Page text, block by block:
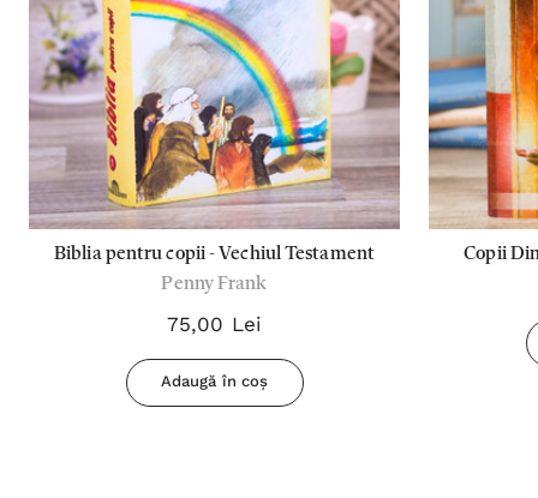
Biblia pentru copii - Vechiul Testament
Penny Frank
75,00 Lei
Adaugă în coș
Copii